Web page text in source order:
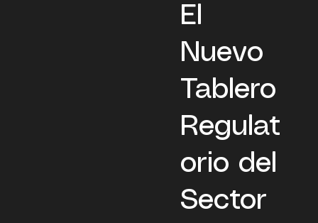
El
Nuevo
Tablero
Regulat
orio del
Sector